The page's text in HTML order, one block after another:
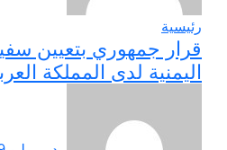
رئيسية
قرار جمهوري بتعيين
اليمنية لدى المملكة